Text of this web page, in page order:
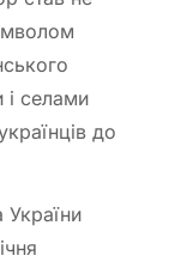
і селами
до